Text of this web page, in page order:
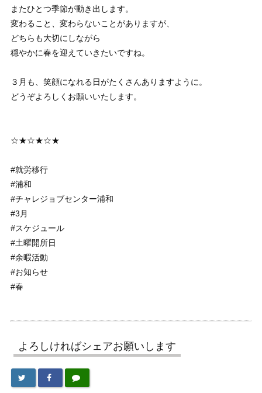
またひとつ季節が動き出します。
変わること、変わらないことがありますが、
どちらも大切にしながら
穏やかに春を迎えていきたいですね。
３月も、笑顔になれる日がたくさんありますように。
どうぞよろしくお願いいたします。
☆★☆★☆★
#就労移行
#浦和
#チャレジョブセンター浦和
#3月
#スケジュール
#土曜開所日
#余暇活動
#お知らせ
#春
よろしければシェアお願いします